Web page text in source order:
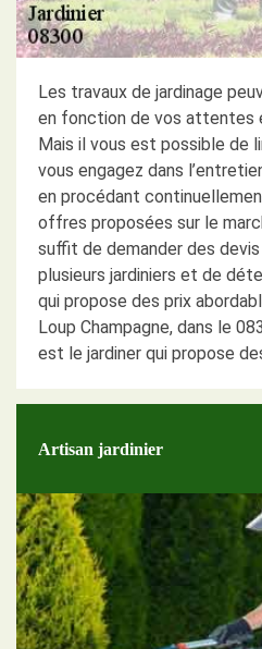
Les travaux de jardinage
en fonction de vos attentes
Mais il vous est possible de
vous engagez dans
en procédant
offres proposées sur le
suffit de demander des
plusieurs jardiniers et de
qui propose des prix
Loup Champagne, dans le
est le jardiner qui propose
Artisan jardinier